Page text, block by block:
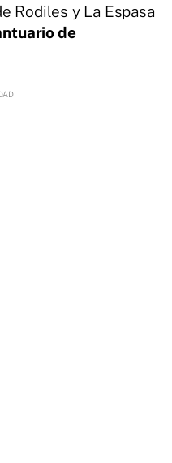
Rodiles y La Espasa
de